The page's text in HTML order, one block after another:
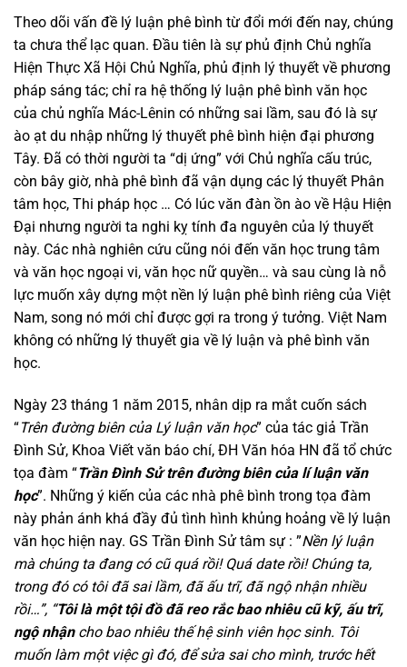
Theo dõi vấn đề lý luận phê bình từ đổi mới đến nay, chúng
ta chưa thể lạc quan. Đầu tiên là sự phủ định Chủ nghĩa
Hiện Thực Xã Hội Chủ Nghĩa, phủ định lý thuyết về phương
pháp sáng tác; chỉ ra hệ thống lý luận phê bình văn học
của chủ nghĩa Mác-Lênin có những sai lầm, sau đó là sự
ào ạt du nhập những lý thuyết phê bình hiện đại phương
Tây. Đã có thời người ta “dị ứng” với Chủ nghĩa cấu trúc,
còn bây giờ, nhà phê bình đã vận dụng các lý thuyết Phân
tâm học, Thi pháp học … Có lúc văn đàn ồn ào về Hậu Hiện
Đại nhưng người ta nghi kỵ tính đa nguyên của lý thuyết
này. Các nhà nghiên cứu cũng nói đến văn học trung tâm
và văn học ngoại vi, văn học nữ quyền… và sau cùng là nỗ
lực muốn xây dựng một nền lý luận phê bình riêng của Việt
Nam, song nó mới chỉ được gợi ra trong ý tưởng. Việt Nam
không có những lý thuyết gia về lý luận và phê bình văn
học.
Ngày 23 tháng 1 năm 2015, nhân dịp ra mắt cuốn sách
“Trên đường biên của Lý luận văn học” của tác giả Trần
Đình Sử, Khoa Viết văn báo chí, ĐH Văn hóa HN đã tổ chức
tọa đàm “Trần Đình Sử trên đường biên của lí luận văn
học”. Những ý kiến của các nhà phê bình trong tọa đàm
này phản ánh khá đầy đủ tình hình khủng hoảng về lý luận
văn học hiện nay. GS Trần Đình Sử tâm sự : ”Nền lý luận
mà chúng ta đang có cũ quá rồi! Quá date rồi! Chúng ta,
trong đó có tôi đã sai lầm, đã ấu trĩ, đã ngộ nhận nhiều
rồi…”, “Tôi là một tội đồ đã reo rắc bao nhiêu cũ kỹ, ấu trĩ,
ngộ nhậncho bao nhiêu thế hệ sinh viên học sinh. Tôi
muốn làm một việc gì đó, để sửa sai cho mình, trước hết